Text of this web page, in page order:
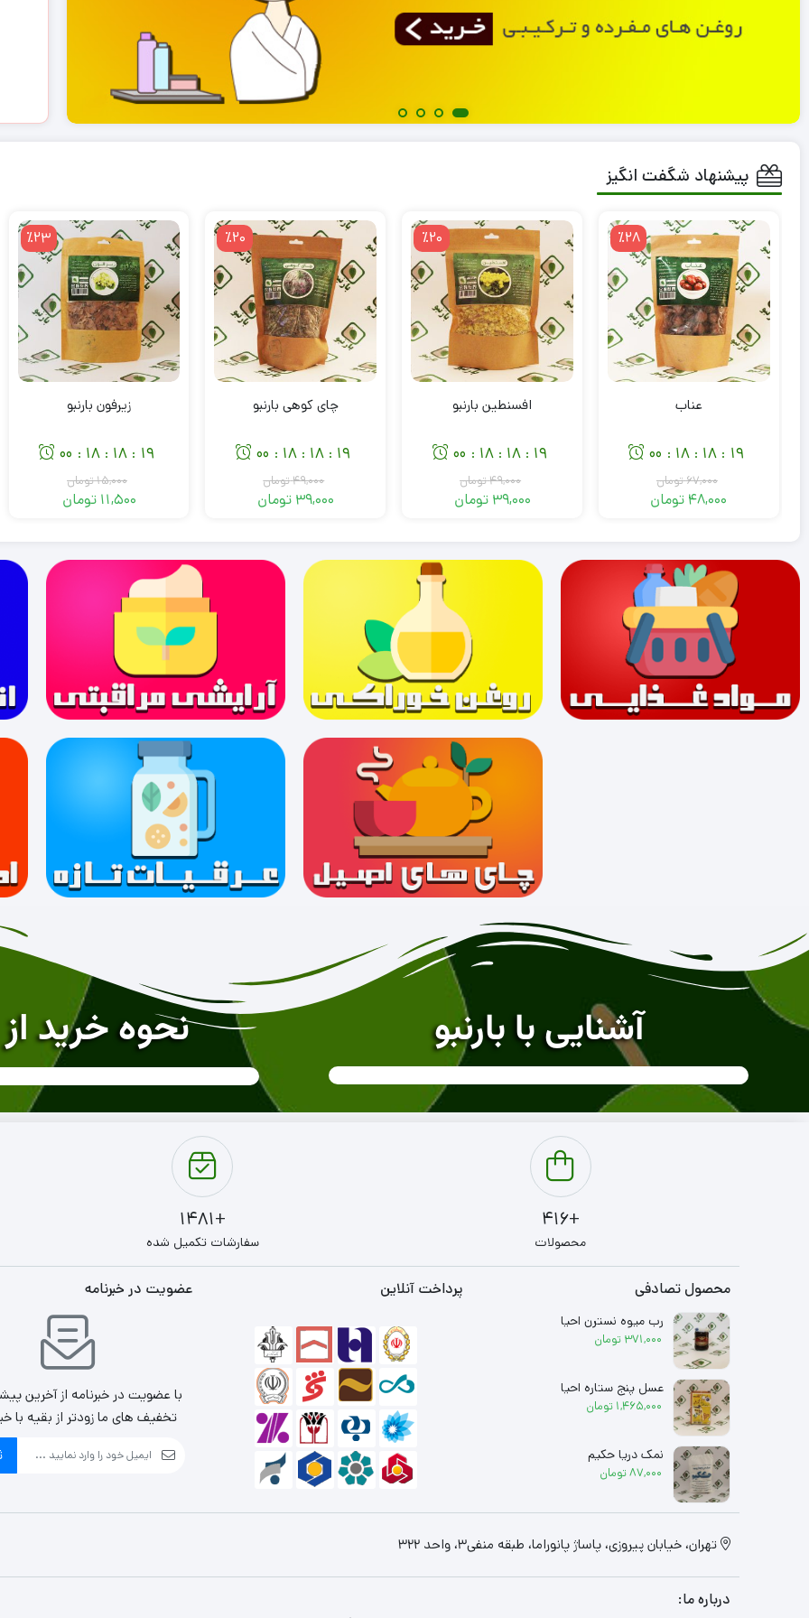
سرمه مدادی تراشی قهوه ای سویق کودک بارنبو
139,000 تومان 49,000تومان
پیشنهاد شگفت انگیز
٪28
عناب
18
:
18
:
18
:
00
67,000تومان
48,000 تومان
٪20
افسنطین بارنبو
18
:
18
:
18
:
00
49,000تومان
39,000 تومان
٪20
چای کوهی بارنبو
18
:
18
:
18
:
00
49,000تومان
39,000 تومان
٪23
زیرفون بارنبو
18
:
18
:
18
:
00
15,000تومان
11,500 تومان
آشنایی با بارنبو نحوه خرید
+416
محصولات
+1481
سفارشات تکمیل شده
محصول تصادفی
رب میوه نسترن احیا
371,000 تومان
عسل پنج ستاره احیا
1,465,000 تومان
نمک دریا حکیم
87,000تومان
پرداخت آنلاین عضویت در خبرنامه
با عضویت در خبرنامه از آخرین
تخفیف های ما زودتر از بقیه با
تهران، خیابان پیروزی، پاساژ پانوراما، طبقه منفی3، واحد 322
درباره ما: